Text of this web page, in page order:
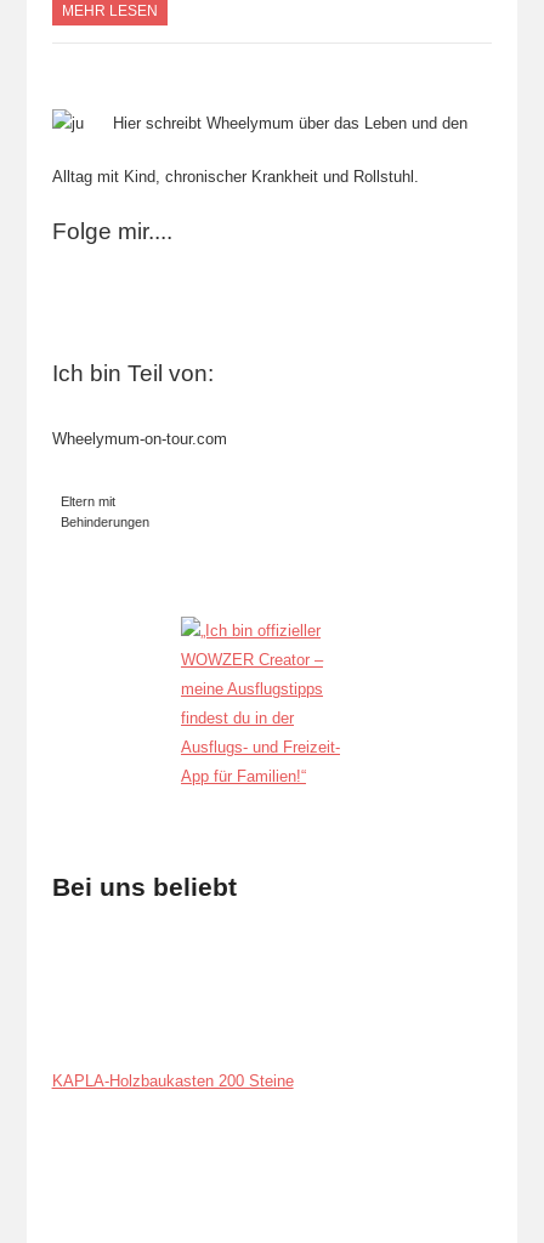
MEHR LESEN
Hier schreibt Wheelymum über das Leben und den
Alltag mit Kind, chronischer Krankheit und Rollstuhl.
Folge mir....
Ich bin Teil von:
Wheelymum-on-tour.com
Eltern mit
Behinderungen
Bei uns beliebt
KAPLA-Holzbaukasten 200 Steine